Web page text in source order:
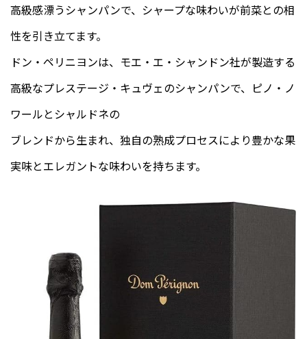
高級感漂うシャンパンで、シャープな味わいが前菜との相
性を引き立てます。
ドン・ペリニヨンは、モエ・エ・シャンドン社が製造する
高級なプレステージ・キュヴェのシャンパンで、ピノ・ノ
ワールとシャルドネの
ブレンドから生まれ、独自の熟成プロセスにより豊かな果
実味とエレガントな味わいを持ちます。